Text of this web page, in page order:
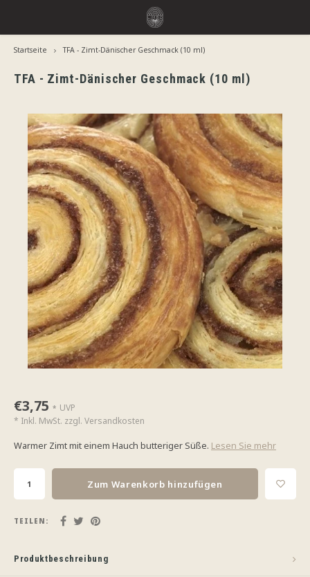
Aromen
Jiritsu - Unser Vollsortiment vom Fass
Sofort Verwendbar
Zusätzliche Reifezeit
Nach Marke
Sprache
Nederlands
Deutsch
English
Startseite TFA - Zimt-Dänischer Geschmack (10 ml)
TFA - Zimt-Dänischer Geschmack (10 ml)
€3,75 * UVP
* Inkl. MwSt. zzgl. Versandkosten
Warmer Zimt mit einem Hauch butteriger Süße. Lesen Sie mehr
Zum Warenkorb hinzufügen
TEILEN:
Produktbeschreibung